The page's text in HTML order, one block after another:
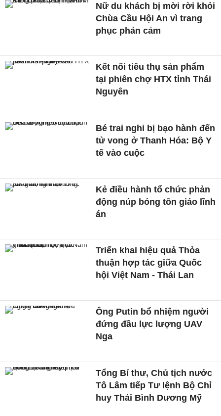
Nữ du khách bị mời rời khỏi
Chùa Cầu Hội An vì trang
phục phản cảm
Kết nối tiêu thụ sản phẩm
tại phiên chợ HTX tỉnh Thái
Nguyên
Bé trai nghi bị bạo hành đến
tử vong ở Thanh Hóa: Bộ Y
tế vào cuộc
Kẻ điều hành tổ chức phản
động núp bóng tôn giáo lĩnh
án
Triển khai hiệu quả Thỏa
thuận hợp tác giữa Quốc
hội Việt Nam - Thái Lan
Ông Putin bổ nhiệm người
đứng đầu lực lượng UAV
Nga
Tổng Bí thư, Chủ tịch nước
Tô Lâm tiếp Tư lệnh Bộ Chỉ
huy Thái Bình Dương Mỹ